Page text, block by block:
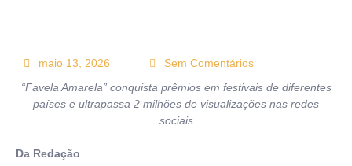
maio 13, 2026
Sem Comentários
“Favela Amarela” conquista prêmios em festivais de diferentes
países e ultrapassa 2 milhões de visualizações nas redes
sociais
Da Redação